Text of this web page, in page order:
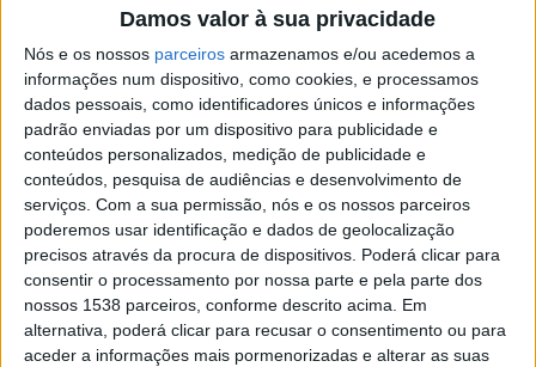
Damos valor à sua privacidade
Nós e os nossos parceiros armazenamos e/ou acedemos a
informações num dispositivo, como cookies, e processamos
dados pessoais, como identificadores únicos e informações
padrão enviadas por um dispositivo para publicidade e
conteúdos personalizados, medição de publicidade e
conteúdos, pesquisa de audiências e desenvolvimento de
serviços. Com a sua permissão, nós e os nossos parceiros
poderemos usar identificação e dados de geolocalização
precisos através da procura de dispositivos. Poderá clicar para
consentir o processamento por nossa parte e pela parte dos
nossos 1538 parceiros, conforme descrito acima. Em
alternativa, poderá clicar para recusar o consentimento ou para
aceder a informações mais pormenorizadas e alterar as suas
e Armelin Rodrigues
olímpico na Taça do Mundo
Europeu
Rita Rodrigues sagra-se
campeã nacional